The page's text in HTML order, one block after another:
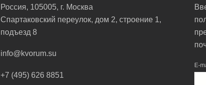
Россия, 105005, г. Москва
Спартаковский переулок, дом 2, строение 1,
подъезд 8
info@kvorum.su
+7 (495) 626 8851
E-